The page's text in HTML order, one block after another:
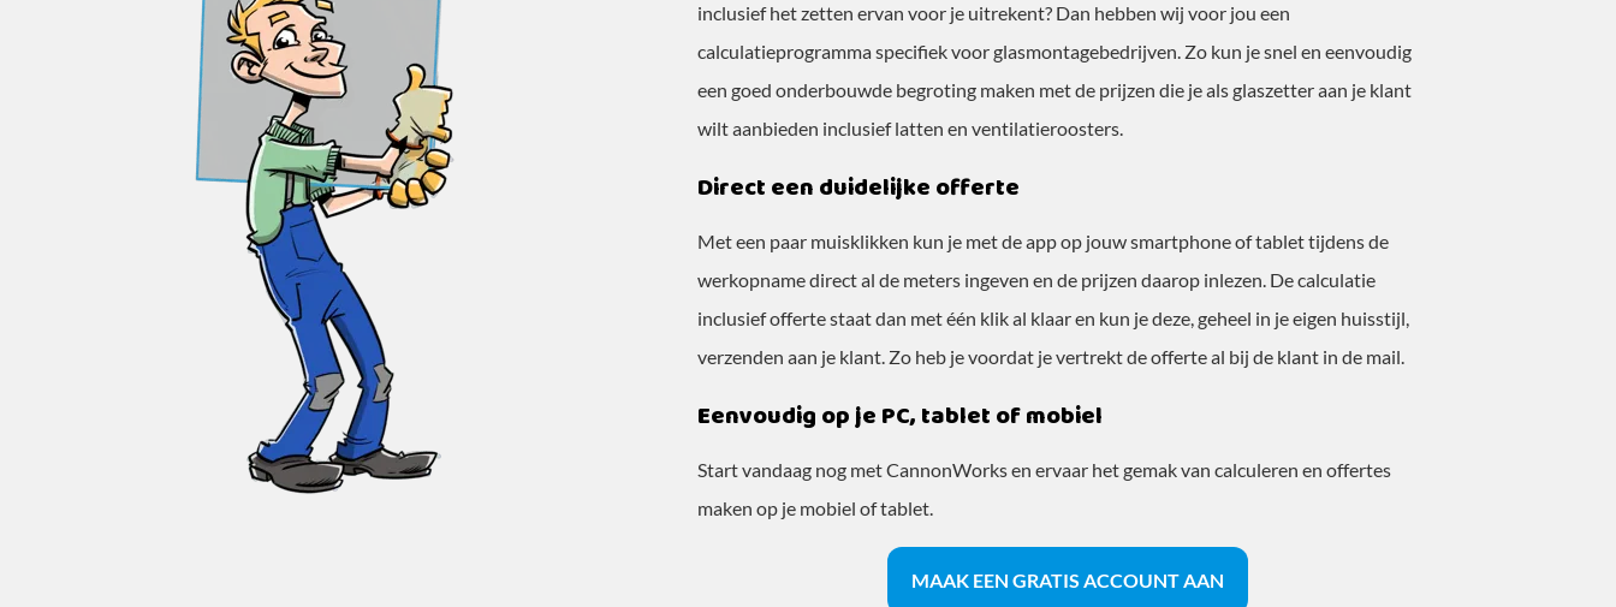
inclusief het zetten ervan voor je uitrekent? Dan hebben wij voor jou een
calculatieprogramma specifiek voor glasmontagebedrijven. Zo kun je snel en eenvoudig
een goed onderbouwde begroting maken met de prijzen die je als glaszetter aan je klant
wilt aanbieden inclusief latten en ventilatieroosters.
Direct een duidelijke offerte
Met een paar muisklikken kun je met de app op jouw smartphone of tablet tijdens de
werkopname direct al de meters ingeven en de prijzen daarop inlezen. De calculatie
inclusief offerte staat dan met één klik al klaar en kun je deze, geheel in je eigen huisstijl,
verzenden aan je klant. Zo heb je voordat je vertrekt de offerte al bij de klant in de mail.
Eenvoudig op je PC, tablet of mobiel
Start vandaag nog met CannonWorks en ervaar het gemak van calculeren en offertes
maken op je mobiel of tablet.
MAAK EEN GRATIS ACCOUNT AAN